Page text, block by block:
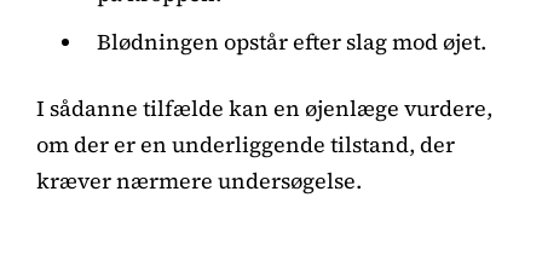
Blødningen opstår efter slag mod øjet.
I sådanne tilfælde kan en øjenlæge vurdere,
om der er en underliggende tilstand, der
kræver nærmere undersøgelse.